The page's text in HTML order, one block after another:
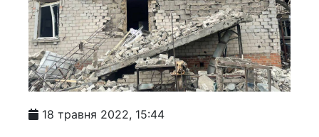
18 травня 2022, 15:44